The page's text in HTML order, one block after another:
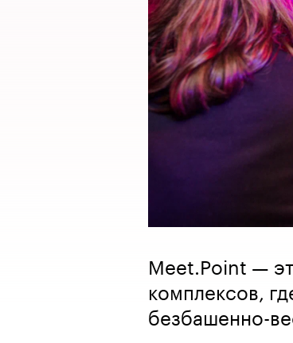
Meet.Point —
комплексов,
безбашенно-